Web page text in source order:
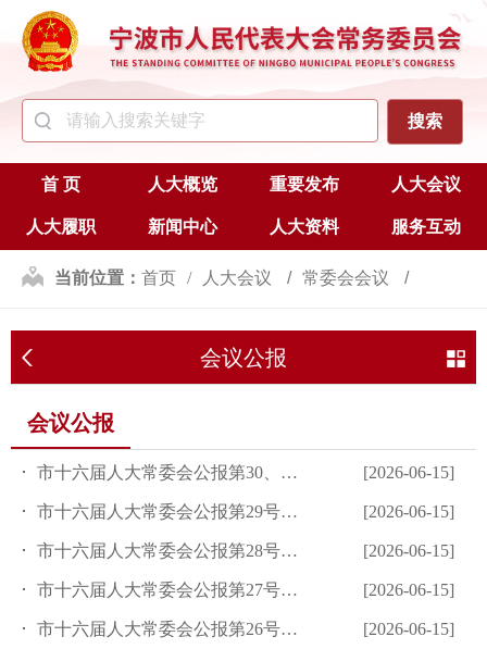
首 页 人大概览 重要发布 人大会议
人大履职 新闻中心 人大资料 服务互动
当前位置： 首页 人大会议 常委会会议
会议公报
会议公报
会议公报
市十六届人大常委会公报第30、31号（总第22期） [2026-06-15]
市十六届人大常委会公报第29号（总第21期） [2026-06-15]
市十六届人大常委会公报第28号（总第20期） [2026-06-15]
市十六届人大常委会公报第27号（总第19期） [2026-06-15]
市十六届人大常委会公报第26号（总第18期） [2026-06-15]